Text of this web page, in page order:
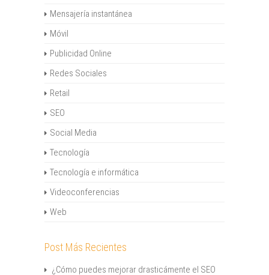
Mensajería instantánea
Móvil
Publicidad Online
Redes Sociales
Retail
SEO
Social Media
Tecnología
Tecnología e informática
Videoconferencias
Web
Post Más Recientes
¿Cómo puedes mejorar drasticámente el SEO